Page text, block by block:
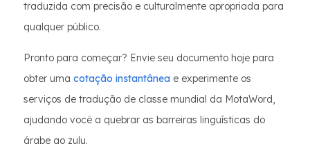
traduzida com precisão e culturalmente apropriada para
qualquer público.
Pronto para começar? Envie seu documento hoje para
obter uma cotação instantânea e experimente os
serviços de tradução de classe mundial da MotaWord,
ajudando você a quebrar as barreiras linguísticas do
árabe ao zulu.